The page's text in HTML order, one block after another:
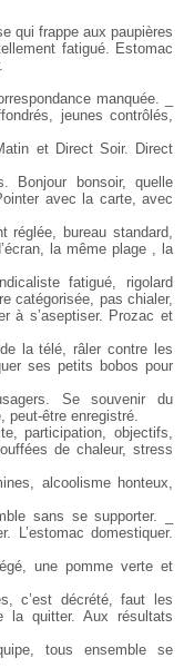
qui frappe aux paupières
fatigué. Estomac
manquée. _
jeunes contrôlés,
et Direct Soir. Direct
Bonjour bonsoir, quelle
avec la carte, avec
réglée, bureau standard,
la même plage , la
fatigué, rigolard
catégorisée, pas chialer,
à s’aseptiser. Prozac et
la télé, râler contre les
ses petits bobos pour
Se souvenir du
être enregistré.
participation, objectifs,
de chaleur, stress
alcoolisme honteux,
sans se supporter. _
L’estomac domestiquer.
une pomme verte et
c’est décrété, faut les
la quitter. Aux résultats
tous ensemble se